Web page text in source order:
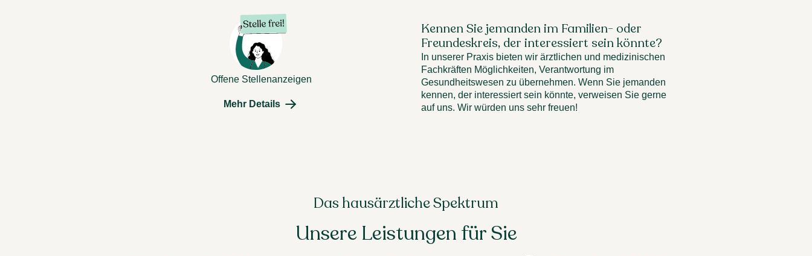
Offene Stellenanzeigen
Mehr Details
Kennen Sie jemanden im Familien- oder
Freundeskreis, der interessiert sein könnte?
In unserer Praxis bieten wir ärztlichen und medizinischen
Fachkräften Möglichkeiten, Verantwortung im
Gesundheitswesen zu übernehmen. Wenn Sie jemanden
kennen, der interessiert sein könnte, verweisen Sie gerne
auf uns. Wir würden uns sehr freuen!
Das hausärztliche Spektrum
Unsere Leistungen für Sie